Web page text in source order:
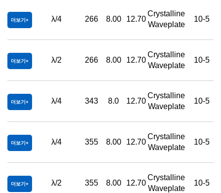
더보기 λ/4 266 8.00 12.70
Crystalline
Waveplate
10-5
더보기 λ/2 266 8.00 12.70
Crystalline
Waveplate
10-5
더보기 λ/4 343 8.0 12.70
Crystalline
Waveplate
10-5
더보기 λ/4 355 8.00 12.70
Crystalline
Waveplate
10-5
더보기 λ/2 355 8.00 12.70
Crystalline
Waveplate
10-5